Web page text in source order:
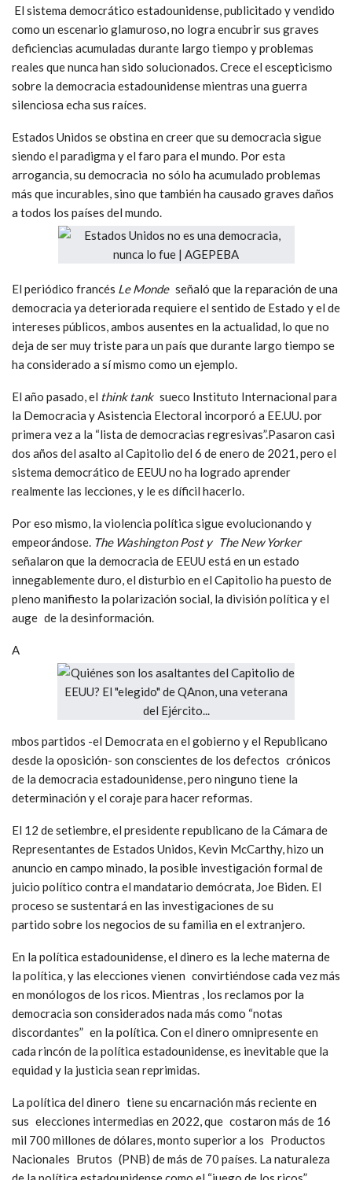
El sistema democrático estadounidense, publicitado y vendido
como un escenario glamuroso, no logra encubrir sus graves
deficiencias acumuladas durante largo tiempo y problemas
reales que nunca han sido solucionados. Crece el escepticismo
sobre la democracia estadounidense mientras una guerra
silenciosa echa sus raíces.
Estados Unidos se obstina en creer que su democracia sigue
siendo el paradigma y el faro para el mundo. Por esta
arrogancia, su democracia no sólo ha acumulado problemas
más que incurables, sino que también ha causado graves daños
a todos los países del mundo.
El periódico francés Le Mondeseñaló que la reparación de una
democracia ya deteriorada requiere el sentido de Estado y el de
intereses públicos, ambos ausentes en la actualidad, lo que no
deja de ser muy triste para un país que durante largo tiempo se
ha considerado a sí mismo como un ejemplo.
El año pasado, el think tanksueco Instituto Internacional para
la Democracia y Asistencia Electoral incorporó a EE.UU. por
primera vez a la “lista de democracias regresivas”.Pasaron casi
dos años del asalto al Capitolio del 6 de enero de 2021, pero el
sistema democrático de EEUU no ha logrado aprender
realmente las lecciones, y le es díficil hacerlo.
Por eso mismo, la violencia política sigue evolucionando y
empeorándose. The Washington Post y The New Yorker
señalaron que la democracia de EEUU está en un estado
innegablemente duro, el disturbio en el Capitolio ha puesto de
pleno manifiesto la polarización social, la división política y el
auge de la desinformación.
A
mbos partidos -el Democrata en el gobierno y el Republicano
desde la oposición- son conscientes de los defectos crónicos
de la democracia estadounidense, pero ninguno tiene la
determinación y el coraje para hacer reformas.
El 12 de setiembre, el presidente republicano de la Cámara de
Representantes de Estados Unidos, Kevin McCarthy, hizo un
anuncio en campo minado, la posible investigación formal de
juicio político contra el mandatario demócrata, Joe Biden. El
proceso se sustentará en las investigaciones de su
partido sobre los negocios de su familia en el extranjero.
En la política estadounidense, el dinero es la leche materna de
la política, y las elecciones vienen convirtiéndose cada vez más
en monólogos de los ricos. Mientras , los reclamos por la
democracia son considerados nada más como “notas
discordantes” en la política. Con el dinero omnipresente en
cada rincón de la política estadounidense, es inevitable que la
equidad y la justicia sean reprimidas.
La política del dinero tiene su encarnación más reciente en
sus elecciones intermedias en 2022, que costaron más de 16
mil 700 millones de dólares, monto superior a los Productos
Nacionales Brutos (PNB) de más de 70 países. La naturaleza